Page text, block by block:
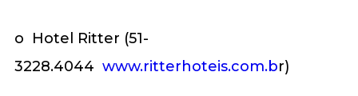
o Hotel Ritter (51-
3228.4044 www.ritterhoteis.com.br)